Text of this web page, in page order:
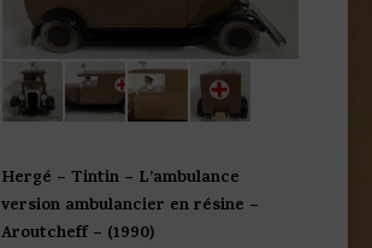
Hergé – Tintin – L’ambulance
version ambulancier en résine –
Aroutcheff – (1990)